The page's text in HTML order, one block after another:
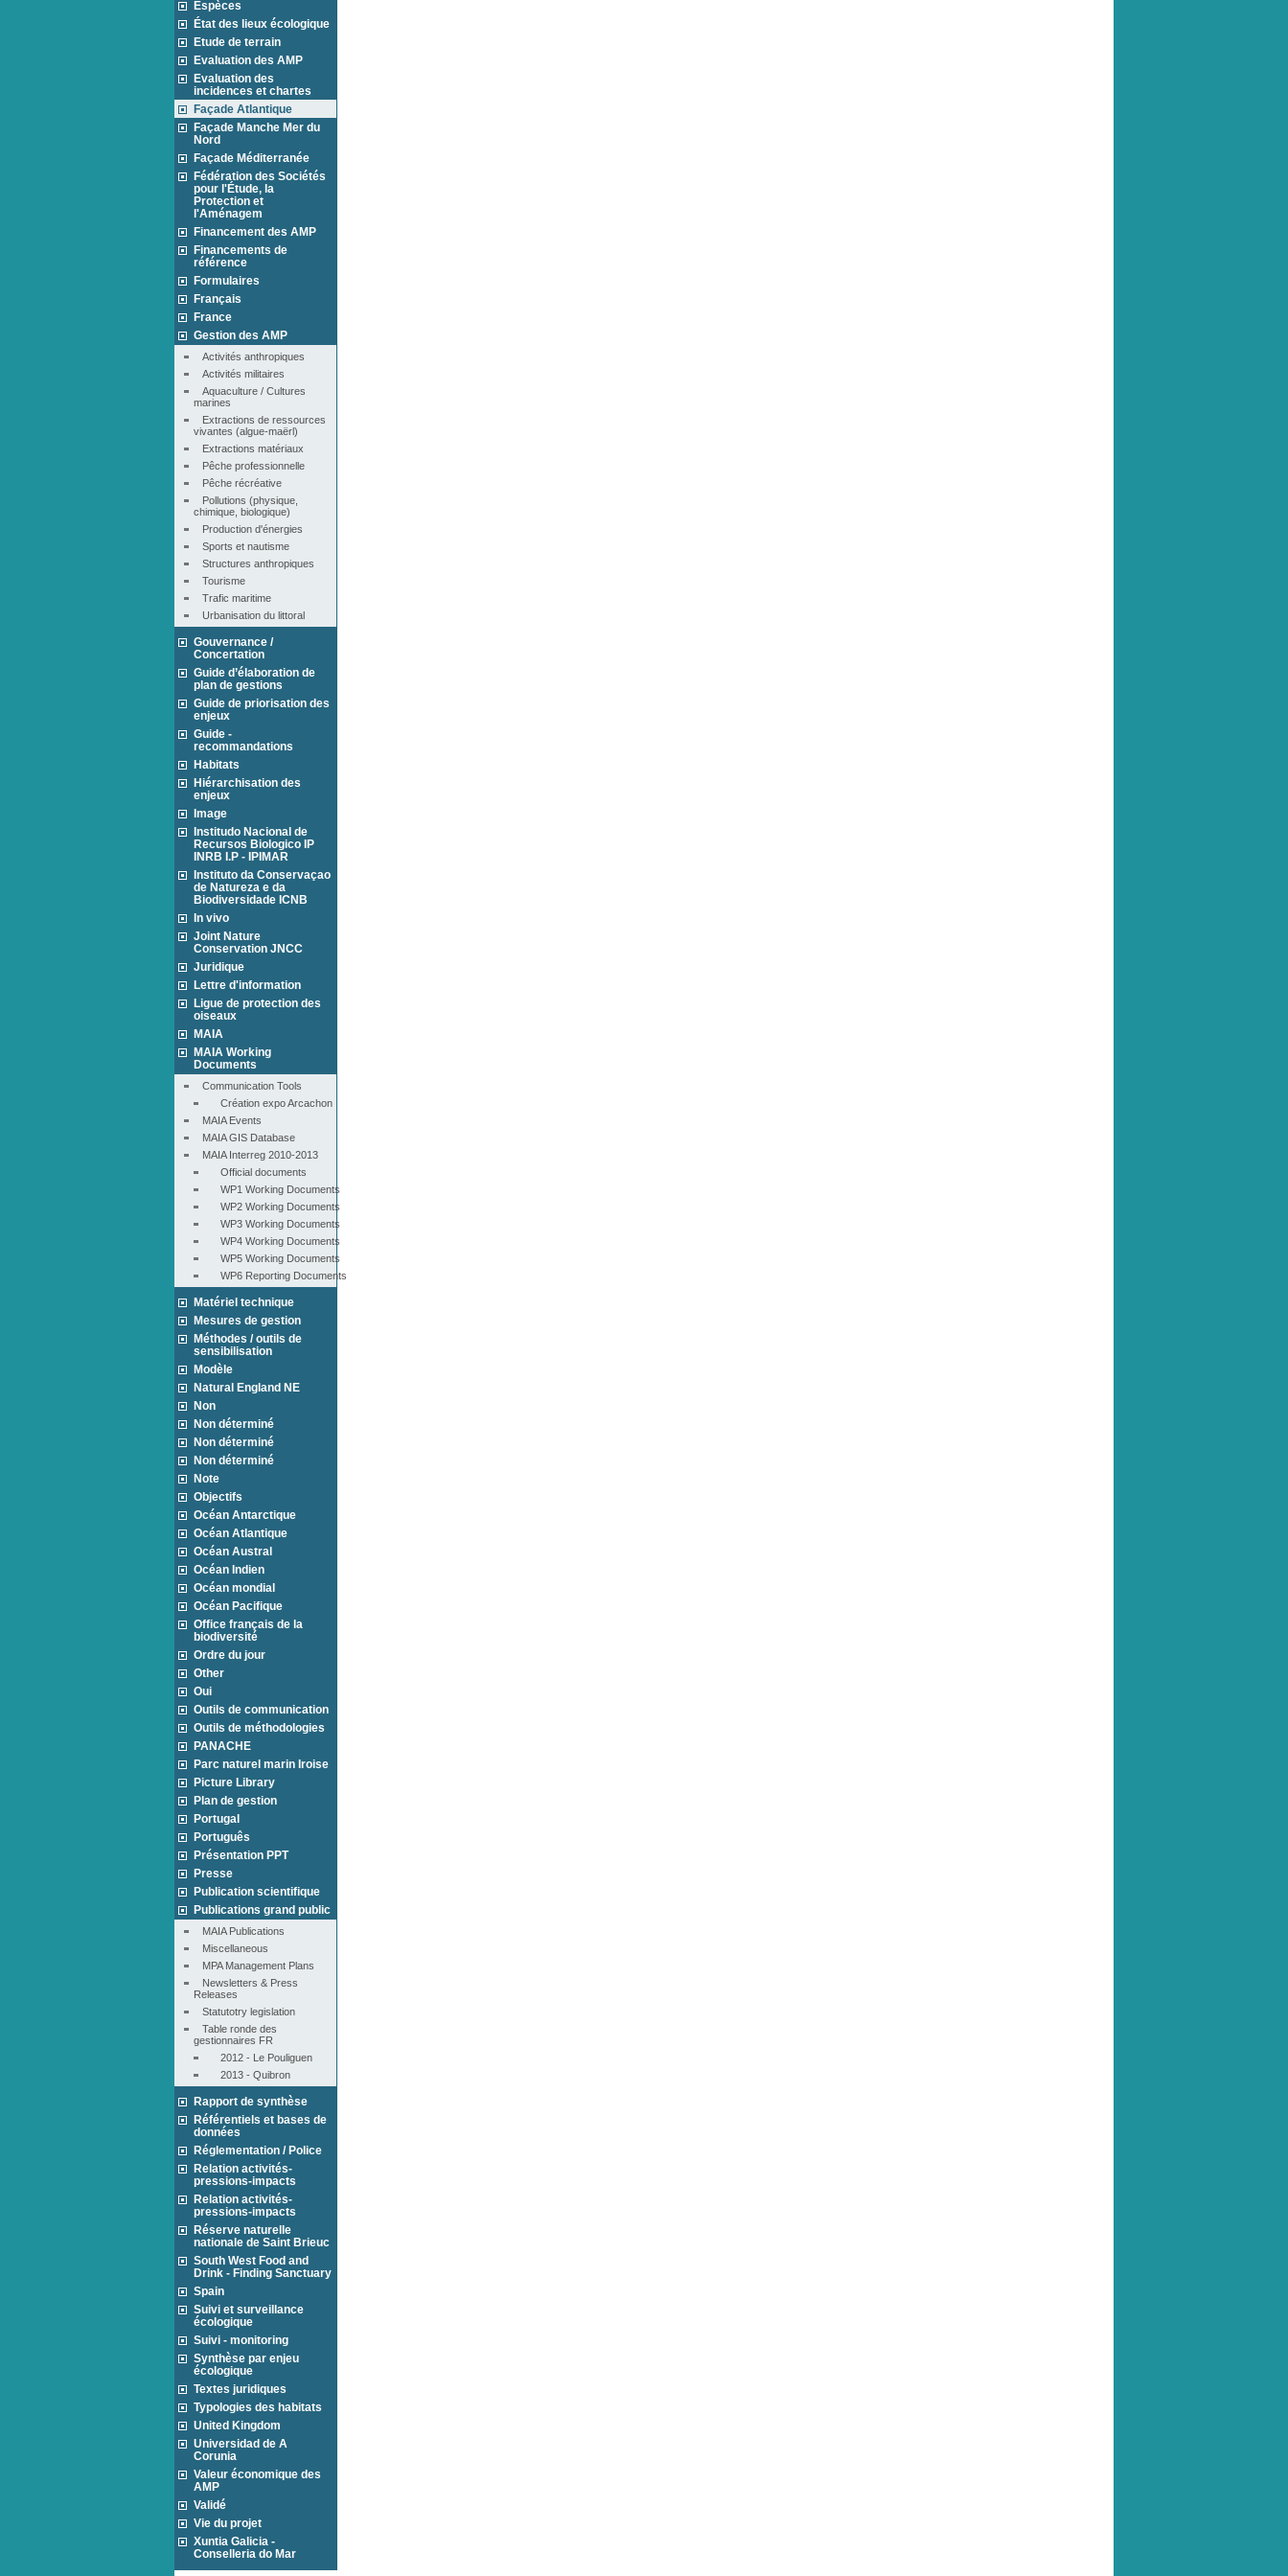
Espèces
État des lieux écologique
Etude de terrain
Evaluation des AMP
Evaluation des
incidences et chartes
Façade Atlantique
Façade Manche Mer du
Nord
Façade Méditerranée
Fédération des Sociétés
pour l'Étude, la
Protection et
l'Aménagem
Financement des AMP
Financements de
référence
Formulaires
Français
France
Gestion des AMP
Activités anthropiques
Activités militaires
Aquaculture / Cultures
marines
Extractions de ressources
vivantes (algue-maërl)
Extractions matériaux
Pêche professionnelle
Pêche récréative
Pollutions (physique,
chimique, biologique)
Production d'énergies
Sports et nautisme
Structures anthropiques
Tourisme
Trafic maritime
Urbanisation du littoral
Gouvernance /
Concertation
Guide d’élaboration de
plan de gestions
Guide de priorisation des
enjeux
Guide -
recommandations
Habitats
Hiérarchisation des
enjeux
Image
Institudo Nacional de
Recursos Biologico IP
INRB I.P - IPIMAR
Instituto da Conservaçao
de Natureza e da
Biodiversidade ICNB
In vivo
Joint Nature
Conservation JNCC
Juridique
Lettre d'information
Ligue de protection des
oiseaux
MAIA
MAIA Working
Documents
Communication Tools
Création expo Arcachon
MAIA Events
MAIA GIS Database
MAIA Interreg 2010-2013
Official documents
WP1 Working Documents
WP2 Working Documents
WP3 Working Documents
WP4 Working Documents
WP5 Working Documents
WP6 Reporting Documents
Matériel technique
Mesures de gestion
Méthodes / outils de
sensibilisation
Modèle
Natural England NE
Non
Non déterminé
Non déterminé
Non déterminé
Note
Objectifs
Océan Antarctique
Océan Atlantique
Océan Austral
Océan Indien
Océan mondial
Océan Pacifique
Office français de la
biodiversité
Ordre du jour
Other
Oui
Outils de communication
Outils de méthodologies
PANACHE
Parc naturel marin Iroise
Picture Library
Plan de gestion
Portugal
Português
Présentation PPT
Presse
Publication scientifique
Publications grand public
MAIA Publications
Miscellaneous
MPA Management Plans
Newsletters & Press
Releases
Statutotry legislation
Table ronde des
gestionnaires FR
2012 - Le Pouliguen
2013 - Quibron
Rapport de synthèse
Référentiels et bases de
données
Réglementation / Police
Relation activités-
pressions-impacts
Relation activités-
pressions-impacts
Réserve naturelle
nationale de Saint Brieuc
South West Food and
Drink - Finding Sanctuary
Spain
Suivi et surveillance
écologique
Suivi - monitoring
Synthèse par enjeu
écologique
Textes juridiques
Typologies des habitats
United Kingdom
Universidad de A
Corunia
Valeur économique des
AMP
Validé
Vie du projet
Xuntia Galicia -
Conselleria do Mar